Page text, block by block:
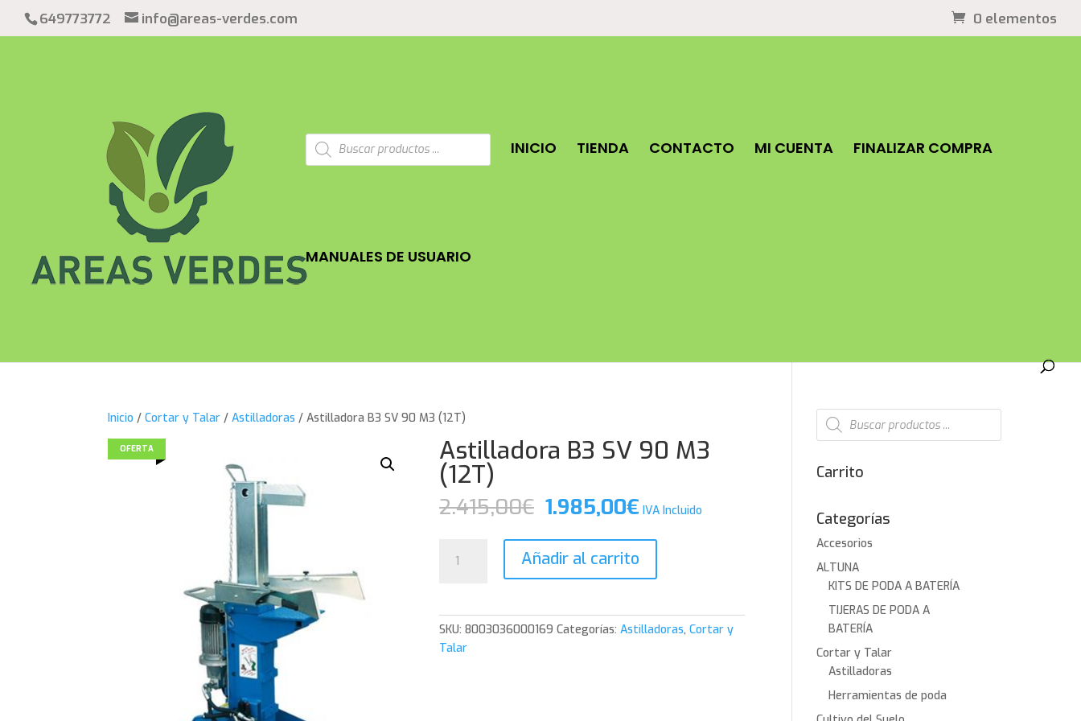
649773772 info@areas-verdes.com 0 elementos
Búsqueda
de
productos
INICIO TIENDA CONTACTO MI CUENTA FINALIZAR COMPRA
MANUALES DE USUARIO
Inicio /Cortar y Talar /Astilladoras / Astilladora B3 SV 90 M3 (12T)
OFERTA Astilladora B3 SV 90 M3
(12T)
2.415,00€ El
precio
original
era:
2.415,00€.
1.985,00€El
actual
1.985,00€.
IVA Incluido
M3
(12T)
Añadir al carrito
SKU:8003036000169 Categorías:Astilladoras,Cortar y
Talar
Búsqueda
de
productos
Carrito
Categorías
Accesorios
ALTUNA
KITS DE PODA A BATERÍA
TIJERAS DE PODA A
BATERÍA
Cortar y Talar
Astilladoras
Herramientas de poda